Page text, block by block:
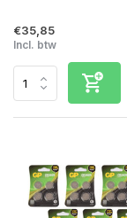
€35,85
Incl. btw